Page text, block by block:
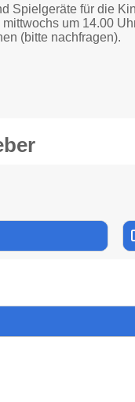
Spielgeräte für die
um 14.00
(bitte nachfragen).